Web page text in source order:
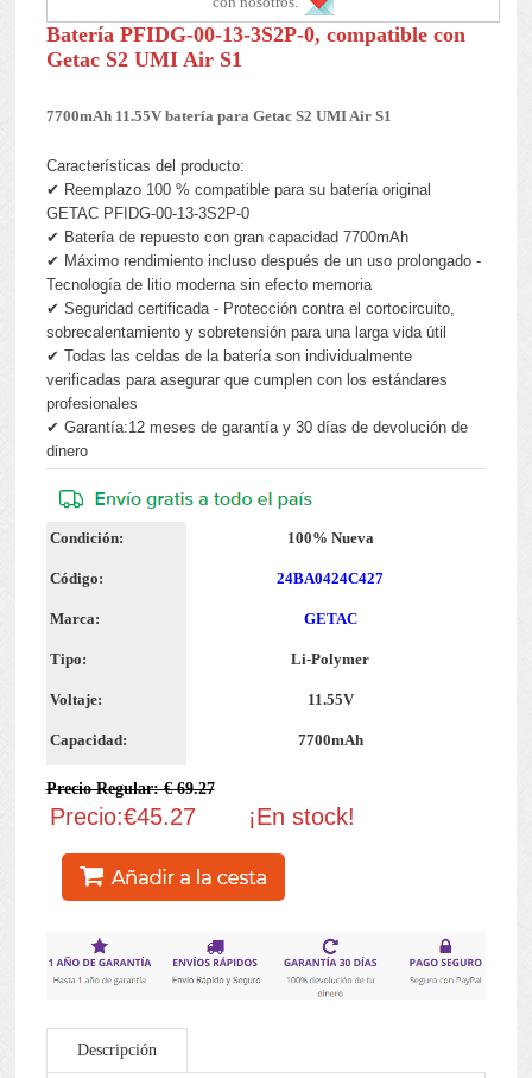
Batería PFIDG-00-13-3S2P-0, compatible con
Getac S2 UMI Air S1
7700mAh 11.55V batería para Getac S2 UMI Air S1
Características del producto:
✔ Reemplazo 100 % compatible para su batería original
GETAC PFIDG-00-13-3S2P-0
✔ Batería de repuesto con gran capacidad 7700mAh
✔ Máximo rendimiento incluso después de un uso prolongado -
Tecnología de litio moderna sin efecto memoria
✔ Seguridad certificada - Protección contra el cortocircuito,
sobrecalentamiento y sobretensión para una larga vida útil
✔ Todas las celdas de la batería son individualmente
verificadas para asegurar que cumplen con los estándares
profesionales
✔ Garantía:12 meses de garantía y 30 días de devolución de
dinero
Condición: 100% Nueva
Código: 24BA0424C427
Marca: GETAC
Tipo: Li-Polymer
Voltaje: 11.55V
Capacidad: 7700mAh
Precio Regular: € 69.27
Precio:€45.27 ¡En stock!
Descripción